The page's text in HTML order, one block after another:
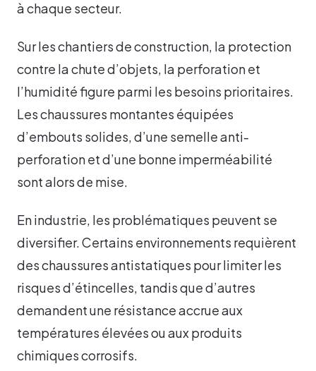
à chaque secteur.
Sur les chantiers de construction, la protection
contre la chute d’objets, la perforation et
l’humidité figure parmi les besoins prioritaires.
Les chaussures montantes équipées
d’embouts solides, d’une semelle anti-
perforation et d’une bonne imperméabilité
sont alors de mise.
En industrie, les problématiques peuvent se
diversifier. Certains environnements requièrent
des chaussures antistatiques pour limiter les
risques d’étincelles, tandis que d’autres
demandent une résistance accrue aux
températures élevées ou aux produits
chimiques corrosifs.